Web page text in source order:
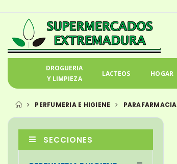
DROGUERIA
Y LIMPIEZA
LACTEOS HOGAR
PERFUMERIA E HIGIENE PARAFARMACIA
SECCIONES